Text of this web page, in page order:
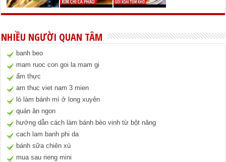
NHIỀU NGƯỜI QUAN TÂM
banh beo
mam ruoc con goi la mam gi
ẩm thực
am thuc viet nam 3 mien
lò làm bánh mì ở long xuyên
quán ăn ngon
hướng dẫn cách làm bánh bèo vinh từ bột năng
cach lam banh phi da
bánh sữa chiên xù
mua sau rieng mini